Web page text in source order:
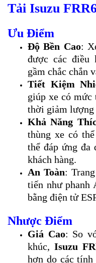
Tải Isuzu
Ưu Điểm
Độ Bền Cao:
được các điều
gầm chắc chắn
Tiết Kiệm
giúp xe có mức
thời giảm
Khả Năng
thùng xe có
thể đáp ứng đa
khách hàng.
An Toàn:
tiến như phanh
bằng điện tử
Nhược Điểm
Giá Cao: So
khúc, Isuzu
hơn do các tính